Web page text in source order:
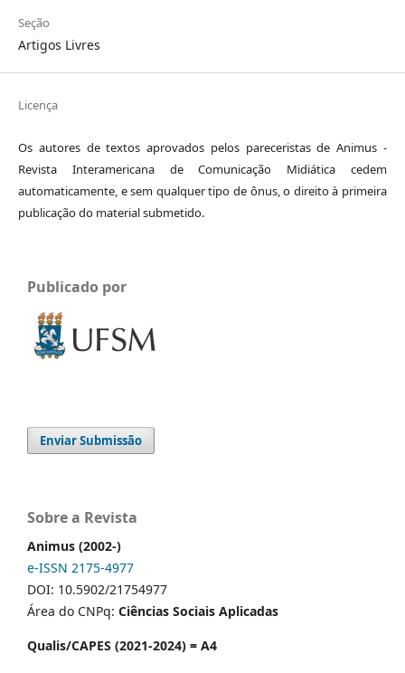
Seção
Artigos Livres
Licença
Os autores de textos aprovados pelos pareceristas de Animus -
Revista Interamericana de Comunicação Midiática cedem
automaticamente, e sem qualquer tipo de ônus, o direito à primeira
publicação do material submetido.
Publicado por
Enviar Submissão
Sobre a Revista
Animus (2002-)
e-ISSN 2175-4977
DOI: 10.5902/21754977
Área do CNPq: Ciências Sociais Aplicadas
Qualis/CAPES (2021-2024) = A4